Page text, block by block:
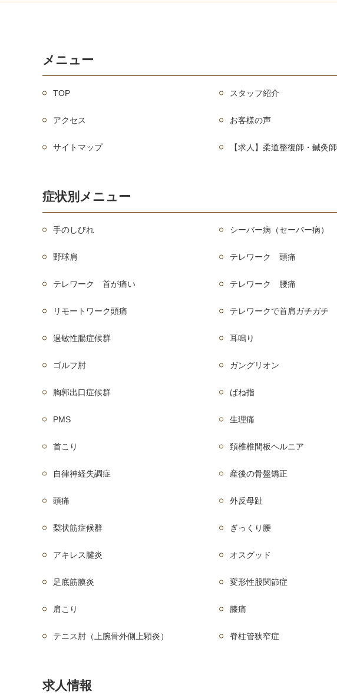
メニュー
TOP スタッフ紹介
アクセス お客様の声
サイトマップ 【求人】柔道整復師・鍼灸師
症状別メニュー
手のしびれ シーバー病（セーバー病）
野球肩 テレワーク 頭痛
テレワーク 首が痛い テレワーク 腰痛
リモートワーク頭痛 テレワークで首肩ガチガチ
過敏性腸症候群 耳鳴り
ゴルフ肘 ガングリオン
胸郭出口症候群 ばね指
PMS 生理痛
首こり 頚椎椎間板ヘルニア
自律神経失調症 産後の骨盤矯正
頭痛 外反母趾
梨状筋症候群 ぎっくり腰
アキレス腱炎 オスグッド
足底筋膜炎 変形性股関節症
肩こり 膝痛
テニス肘（上腕骨外側上顆炎） 脊柱管狭窄症
求人情報